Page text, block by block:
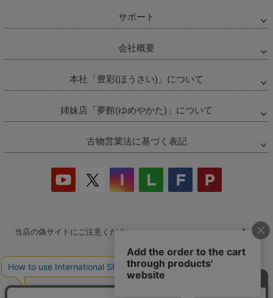
サポート
会社概要
本社「豊彩(ほうさい)」について
姉妹店「夢館(ゆめやかた)」について
古物営業法に基づく表記
当店の偽サイトにご注意ください
商品の無断販売・転売の禁止について